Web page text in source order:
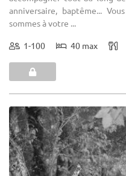
anniversaire, baptême...
sommes à votre ...
1-100 40 max